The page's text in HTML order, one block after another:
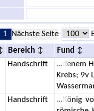
1 Nächste Seite
Bereich
Fund
Handschrift
denem
Krebs; 9v
Handschrift
König